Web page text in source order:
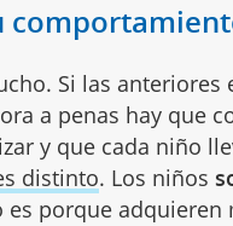
Si las
a penas hay que
y que cada niño
distinto. Los niños
es porque adquieren